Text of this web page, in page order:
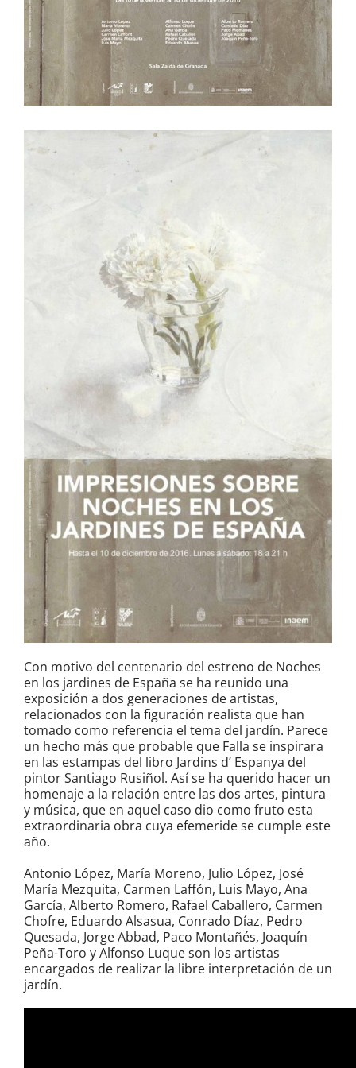
Con motivo del centenario del estreno de Noches
en los jardines de España se ha reunido una
exposición a dos generaciones de artistas,
relacionados con la figuración realista que han
tomado como referencia el tema del jardín. Parece
un hecho más que probable que Falla se inspirara
en las estampas del libro Jardins d’ Espanya del
pintor Santiago Rusiñol. Así se ha querido hacer un
homenaje a la relación entre las dos artes, pintura
y música, que en aquel caso dio como fruto esta
extraordinaria obra cuya efemeride se cumple este
año.
Antonio López, María Moreno, Julio López, José
María Mezquita, Carmen Laffón, Luis Mayo, Ana
García, Alberto Romero, Rafael Caballero, Carmen
Chofre, Eduardo Alsasua, Conrado Díaz, Pedro
Quesada, Jorge Abbad, Paco Montañés, Joaquín
Peña-Toro y Alfonso Luque son los artistas
encargados de realizar la libre interpretación de un
jardín.